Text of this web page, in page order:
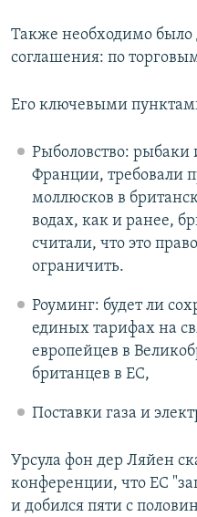
Также необходимо было
соглашения: по
Его ключевыми
Рыболовство: рыбаки
Франции, требовали
моллюсков в
водах, как и ранее,
считали, что это
ограничить.
Роуминг: будет ли
единых тарифах на
европейцев в
британцев в ЕС,
Поставки газа и
Урсула фон дер Ляйен
конференции, что ЕС
и добился пяти с